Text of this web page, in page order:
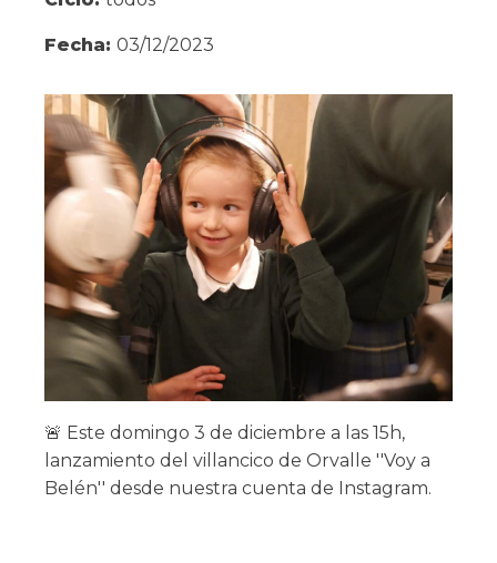
Fecha: 03/12/2023
🚨 Este domingo 3 de diciembre a las 15h,
lanzamiento del villancico de Orvalle ''Voy a
Belén'' desde nuestra cuenta de Instagram.